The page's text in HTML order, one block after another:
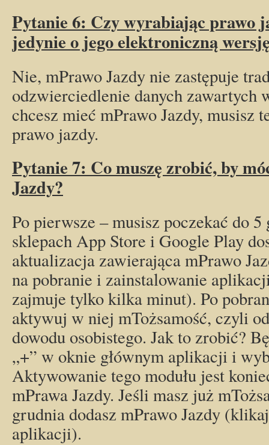
Pytanie 6: Czy wyrabiając prawo
jedynie o jego elektroniczną
Nie, mPrawo Jazdy nie zastępuje
odzwierciedlenie danych zawartych
chcesz mieć mPrawo Jazdy, musisz
prawo jazdy.
Pytanie 7: Co muszę zrobić, by
Jazdy?
Po pierwsze – musisz poczekać do
sklepach App Store i Google Play
aktualizacja zawierająca mPrawo
na pobranie i zainstalowanie
zajmuje tylko kilka minut). Po
aktywuj w niej mTożsamość, czyli
dowodu osobistego. Jak to zrobić?
„+” w oknie głównym aplikacji i
Aktywowanie tego modułu jest
mPrawa Jazdy. Jeśli masz już
grudnia dodasz mPrawo Jazdy
aplikacji).